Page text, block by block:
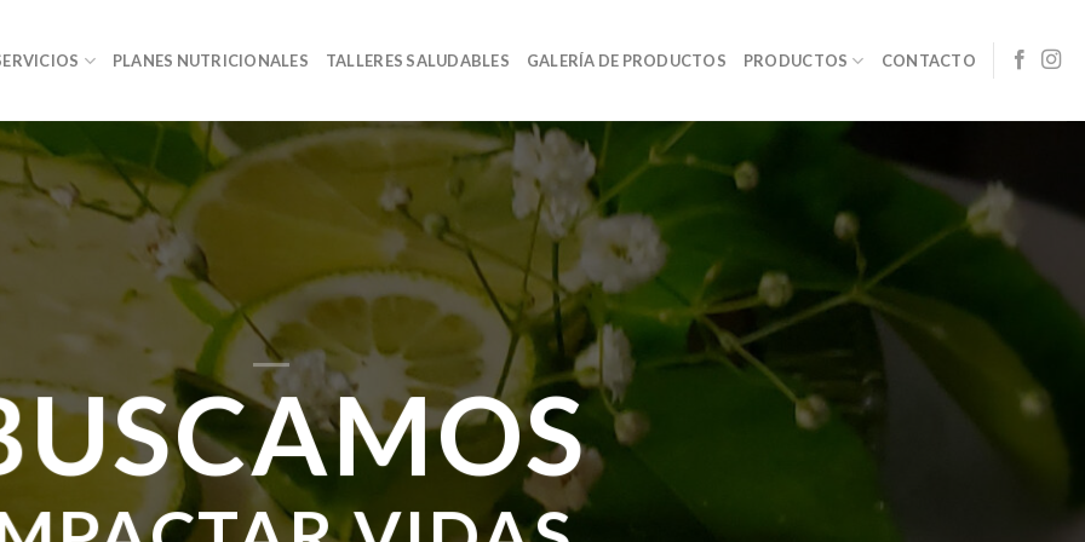
PLANES NUTRICIONALES TALLERES SALUDABLES GALERÍA DE PRODUCTOS PRODUCTOS CONTACTO